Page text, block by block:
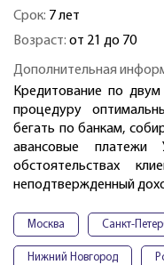
Срок: 7 лет
Возраст: от 21 до 70
Дополнительная
Кредитование по
процедуру
бегать по банкам,
авансовые
обстоятельствах
неподтвержденный
Москва Санкт-
Нижний Новгород